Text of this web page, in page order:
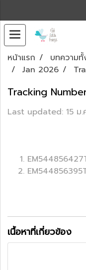
หน้าแรก บทความ
Jan 2026
Tracking
Last updated: 15 ม.
เนื้อหาที่เกี่ยวข้อง